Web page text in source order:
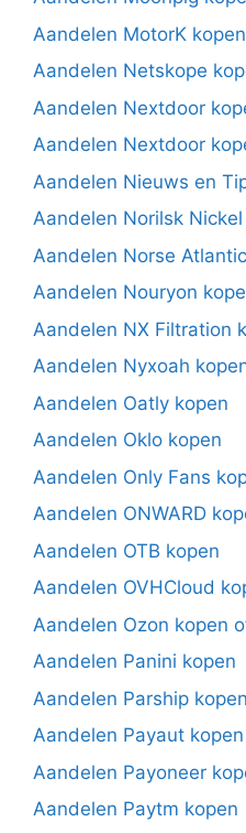
Aandelen MotorK kopen
Aandelen Netskope
Aandelen Nextdoor
Aandelen Nextdoor
Aandelen Nieuws en
Aandelen Norilsk
Aandelen Norse
Aandelen Nouryon
Aandelen NX Filtration
Aandelen Nyxoah
Aandelen Oatly kopen
Aandelen Oklo kopen
Aandelen Only Fans
Aandelen ONWARD
Aandelen OTB kopen
Aandelen OVHCloud
Aandelen Ozon kopen
Aandelen Panini kopen
Aandelen Parship kopen
Aandelen Payaut kopen
Aandelen Payoneer
Aandelen Paytm kopen